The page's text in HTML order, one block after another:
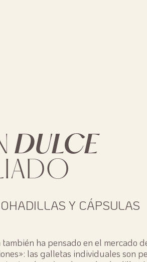
DULCE
Y CÁPSULAS
también ha pensado en el mercado
las galletas individuales son